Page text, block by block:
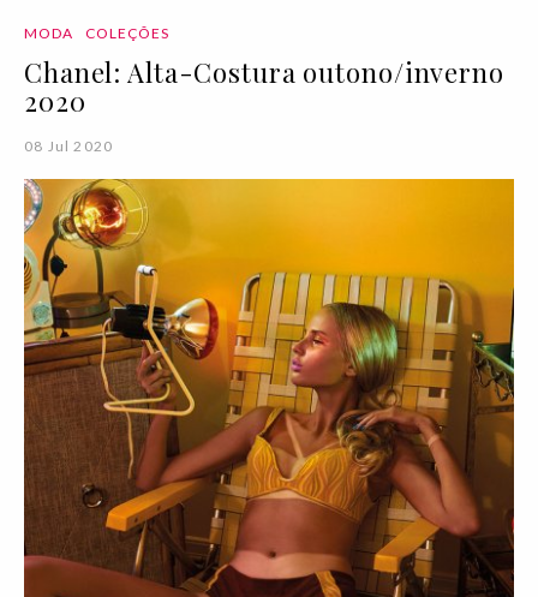
MODA COLEÇÕES
Chanel: Alta-Costura outono/inverno
2020
08 Jul 2020